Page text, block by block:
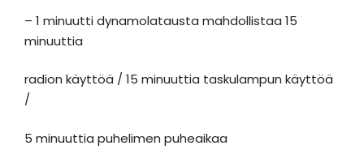
– 1 minuutti dynamolatausta mahdollistaa 15
minuuttia
radion käyttöä / 15 minuuttia taskulampun käyttöä
/
5 minuuttia puhelimen puheaikaa